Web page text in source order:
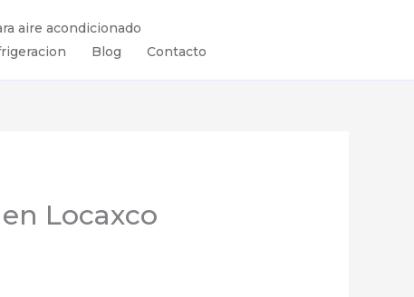
aire acondicionado
Blog Contacto
Locaxco